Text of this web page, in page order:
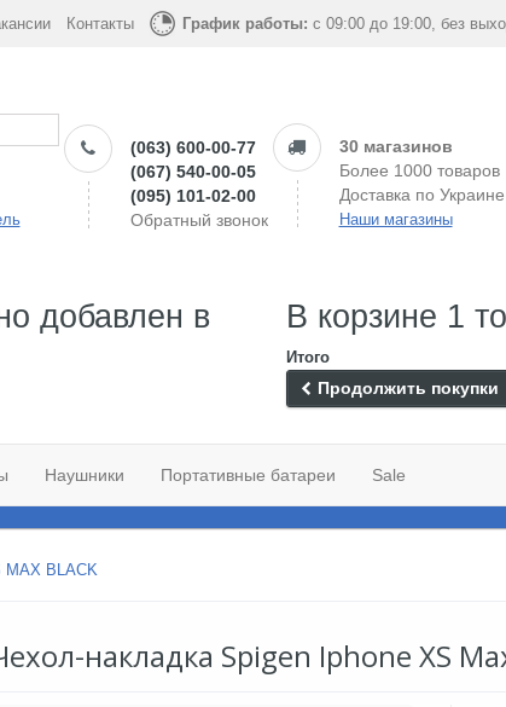
Контакты График работы: с 09:00 до 19:00, без
(063) 600-00-77
(067) 540-00-05
(095) 101-02-00
Обратный звонок
30 магазинов
Более 1000 товаров
Доставка по Украине
Наши магазины
добавлен в
В корзине 1
Итого
Продолжить покупки
Наушники Портативные батареи Sale
BLACK
накладка Spigen Iphone XS